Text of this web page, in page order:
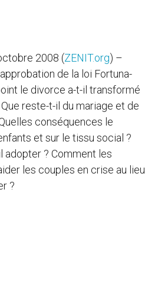
2008 (ZENIT.org) –
de la loi Fortuna-
le divorce a-t-il transformé
reste-t-il du mariage et de
conséquences le
et sur le tissu social ?
adopter ? Comment les
les couples en crise au lieu
?